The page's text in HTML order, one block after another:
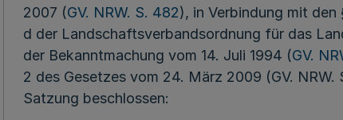
2007 (GV. NRW. S. 482), in Verbindung mit den
d der Landschaftsverbandsordnung für das
der Bekanntmachung vom 14. Juli 1994 (GV.
2 des Gesetzes vom 24. März 2009 (GV.
Satzung beschlossen: